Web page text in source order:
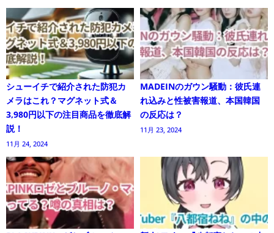
シューイチで紹介された防犯カ
メラはこれ？マグネット式＆
3,980円以下の注目商品を徹底解
説！
11月 24, 2024
MADEINのガウン騒動：彼氏連
れ込みと性被害報道、本国韓国
の反応は？
11月 23, 2024